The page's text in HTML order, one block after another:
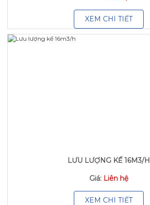
XEM CHI TIẾT
LƯU LƯỢNG KẾ 16M3/H
Giá: Liên hệ
XEM CHI TIẾT